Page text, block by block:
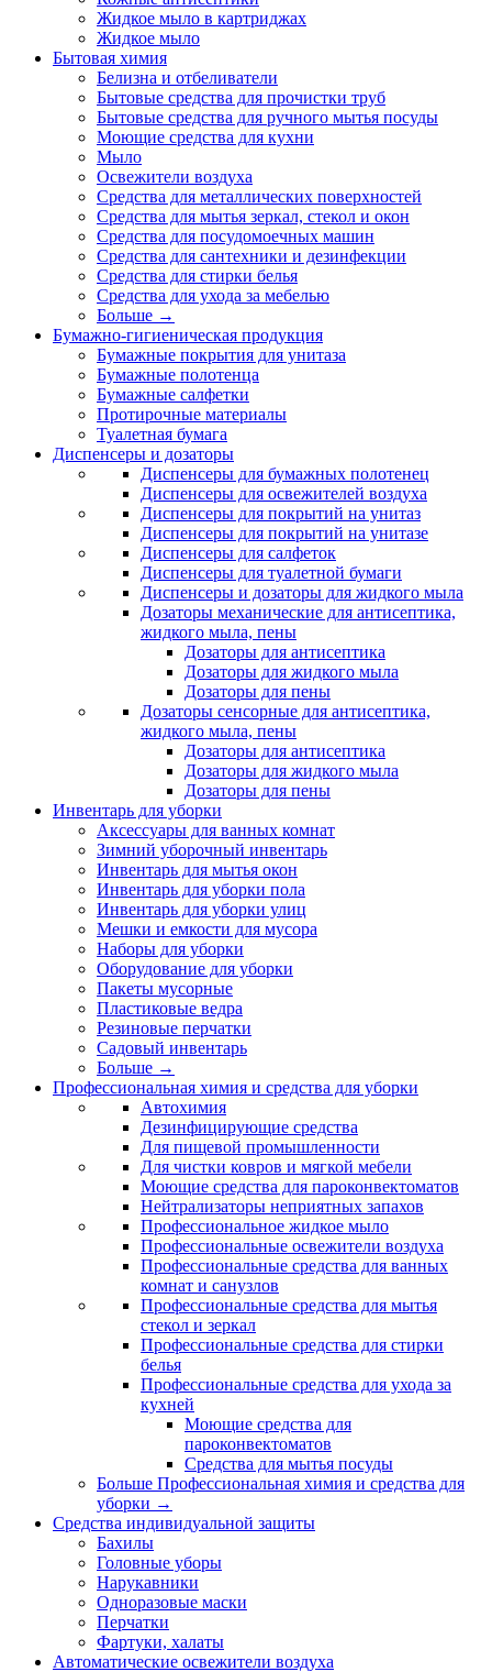
Жидкое мыло в картриджах
Жидкое мыло
Бытовая химия
Белизна и отбеливатели
Бытовые средства для прочистки труб
Бытовые средства для ручного мытья посуды
Моющие средства для кухни
Мыло
Освежители воздуха
Средства для металлических поверхностей
Средства для мытья зеркал, стекол и окон
Средства для посудомоечных машин
Средства для сантехники и дезинфекции
Средства для стирки белья
Средства для ухода за мебелью
Больше →
Бумажно-гигиеническая продукция
Бумажные покрытия для унитаза
Бумажные полотенца
Бумажные салфетки
Протирочные материалы
Туалетная бумага
Диспенсеры и дозаторы
Диспенсеры для бумажных полотенец
Диспенсеры для освежителей воздуха
Диспенсеры для покрытий на унитаз
Диспенсеры для покрытий на унитазе
Диспенсеры для салфеток
Диспенсеры для туалетной бумаги
Диспенсеры и дозаторы для жидкого мыла
Дозаторы механические для антисептика,
жидкого мыла, пены
Дозаторы для антисептика
Дозаторы для жидкого мыла
Дозаторы для пены
Дозаторы сенсорные для антисептика,
жидкого мыла, пены
Дозаторы для антисептика
Дозаторы для жидкого мыла
Дозаторы для пены
Инвентарь для уборки
Аксессуары для ванных комнат
Зимний уборочный инвентарь
Инвентарь для мытья окон
Инвентарь для уборки пола
Инвентарь для уборки улиц
Мешки и емкости для мусора
Наборы для уборки
Оборудование для уборки
Пакеты мусорные
Пластиковые ведра
Резиновые перчатки
Садовый инвентарь
Больше →
Профессиональная химия и средства для уборки
Автохимия
Дезинфицирующие средства
Для пищевой промышленности
Для чистки ковров и мягкой мебели
Моющие средства для пароконвектоматов
Нейтрализаторы неприятных запахов
Профессиональное жидкое мыло
Профессиональные освежители воздуха
Профессиональные средства для ванных
комнат и санузлов
Профессиональные средства для мытья
стекол и зеркал
Профессиональные средства для стирки
белья
Профессиональные средства для ухода за
кухней
Моющие средства для
пароконвектоматов
Средства для мытья посуды
Больше Профессиональная химия и средства для
уборки →
Средства индивидуальной защиты
Бахилы
Головные уборы
Нарукавники
Одноразовые маски
Перчатки
Фартуки, халаты
Автоматические освежители воздуха